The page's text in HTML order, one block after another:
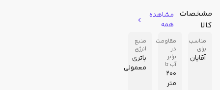
مشخصات
کالا
مشاهده
همه
مناسب
برای
آقایان
مقاومت
در
برابر
آب تا
200
متر
منبع
انرژی
باتری
معمولی